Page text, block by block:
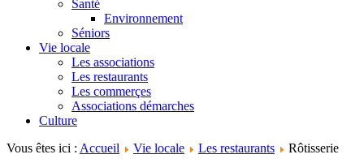
Santé
Environnement
Séniors
Vie locale
Les associations
Les restaurants
Les commerçes
Associations démarches
Culture
Vous êtes ici : Accueil Vie locale Les restaurants Rôtisserie